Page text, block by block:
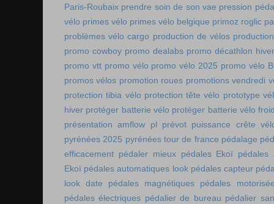
Paris-Roubaix prendre soin de son vae pression
vélo primes vélo primes vélo belgique primoz roglic
problèmes vélo cargo production de vélos
promo cowboy promo dealabs promo décathlon hiver
promo vtt promo vélo promo vélo 2025 promo vélo
promos vélos promotion roues promotions vendredi
protection tibia vélo protection tête vélo prototype
hiver protéger batterie vélo protéger batterie vélo
présentation amflow pl
prévot puissance crête
pyrénées 2025 pyrénées tour de france pédalage
efficacement pédaler mieux pédales Ekoï pédales
Ekoï pédales automatiques look pédales capteur
look date
pédales magnétiques
pédales
pédales électriques pédalier de bureau pédalier